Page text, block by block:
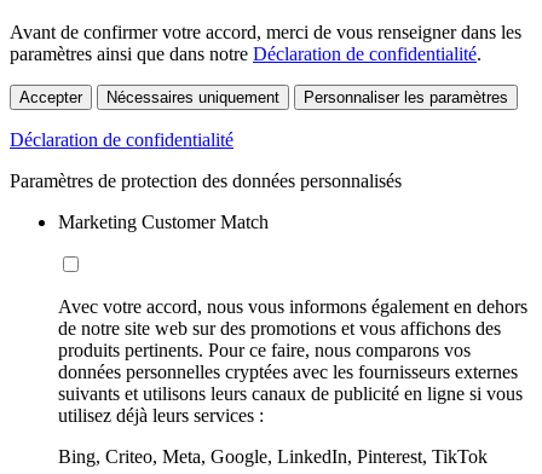
Avant de confirmer votre accord, merci de vous renseigner dans les
paramètres ainsi que dans notre Déclaration de confidentialité.
Accepter Nécessaires uniquement Personnaliser les paramètres
Déclaration de confidentialité
Paramètres de protection des données personnalisés
Marketing Customer Match
Avec votre accord, nous vous informons également en dehors
de notre site web sur des promotions et vous affichons des
produits pertinents. Pour ce faire, nous comparons vos
données personnelles cryptées avec les fournisseurs externes
suivants et utilisons leurs canaux de publicité en ligne si vous
utilisez déjà leurs services :
Bing, Criteo, Meta, Google, LinkedIn, Pinterest, TikTok